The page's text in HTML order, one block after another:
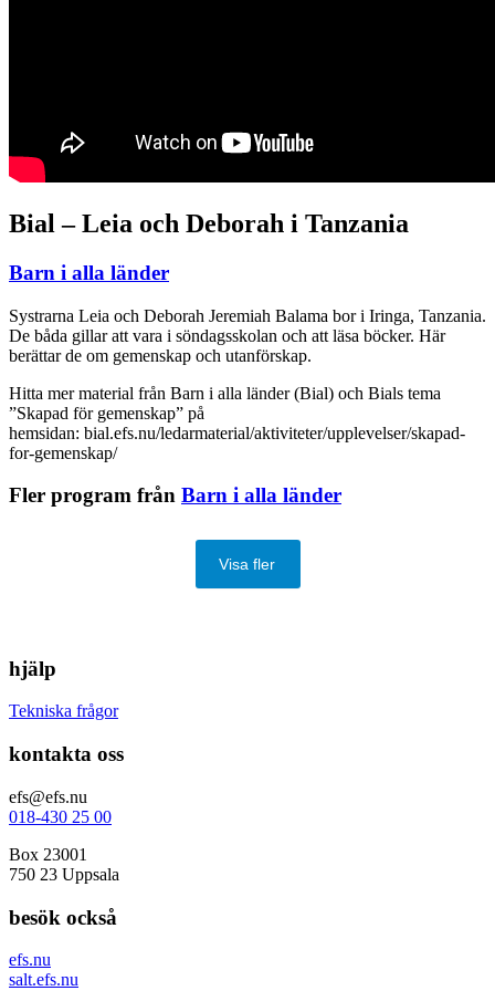
Bial – Leia och Deborah i Tanzania
Barn i alla länder
Systrarna Leia och Deborah Jeremiah Balama bor i Iringa, Tanzania.
De båda gillar att vara i söndagsskolan och att läsa böcker. Här
berättar de om gemenskap och utanförskap.
Hitta mer material från Barn i alla länder (Bial) och Bials tema
”Skapad för gemenskap” på
hemsidan: bial.efs.nu/ledarmaterial/aktiviteter/upplevelser/skapad-
for-gemenskap/
Fler program från Barn i alla länder
Visa fler
hjälp
Tekniska frågor
kontakta oss
efs@efs.nu
018-430 25 00
Box 23001
750 23 Uppsala
besök också
efs.nu
salt.efs.nu